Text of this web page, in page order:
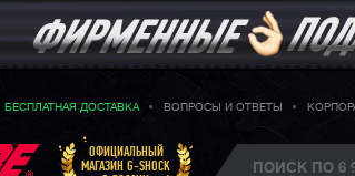
БЕСПЛАТНАЯ ДОСТАВКА ВОПРОСЫ И ОТВЕТЫ
ОФИЦИАЛЬНЫЙ
МАГАЗИН G-SHOCK